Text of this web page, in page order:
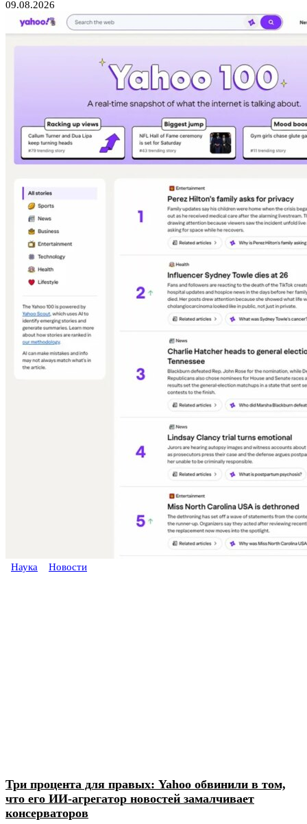
09.08.2026
Наука Новости
Три процента для правых: Yahoo обвинили в том,
что его ИИ-агрегатор новостей замалчивает
консерваторов